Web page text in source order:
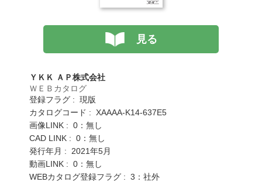
見る
ＹＫＫ ＡＰ株式会社
ＷＥＢカタログ
登録フラグ : 現版
カタログコード : XAAAA-K14-637E5
画像LINK : 0：無し
CAD LINK : 0：無し
発行年月 : 2021年5月
動画LINK : 0：無し
WEBカタログ登録フラグ : 3：社外